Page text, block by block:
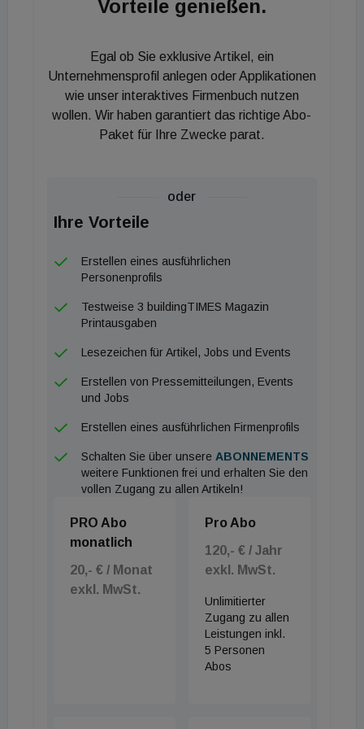
80 Prozent der solaren Wärmestrahlung ab, noch
Innenraum aufheizt. Eine detaillierte Simulation des
Wiener Ingenieurbüros e7 untermauert diese
Effekte mit konkreten Daten. Die Berechnungen
zeigen, dass adäquate Sonnenschutzanlagen die
Kühlenergiebedarf je nach Systemkonfiguration um
bis zu 71 Prozent reduzieren.
Ganzjährige Energieeinsparung und
Infrastruktur beschränkt sich keineswegs auf die
Sommermonate. Im Winter fungieren die
geschlossenen Systeme als zusätzliche thermische
Barriere, welche die Wärmeverluste über die
Fensterflächen minimiert und folglich die Heizlast
senkt. Eine großflächige europäische Untersuchung
pointiert, dass der Einsatz automatisiert
gesteuerter Systeme unter Einbeziehung der
Heizwärme eine ganzjährige Energieeinsparung von
bis zu 40 Prozent realisieren kann. Moderne
Steuerungen agieren hierbei dynamisch und
stimmen den Lichteintrag sowie den Wärmeschutz
exakt auf die meteorologischen Bedingungen ab.
Vorteile genießen.
Egal ob Sie exklusive Artikel, ein
Unternehmensprofil anlegen oder Applikationen
wie unser interaktives Firmenbuch nutzen
wollen. Wir haben garantiert das richtige Abo-
Paket für Ihre Zwecke parat.
oder
Ihre Vorteile
Erstellen eines ausführlichen
Personenprofils
Testweise 3 buildingTIMES Magazin
Printausgaben
Lesezeichen für Artikel, Jobs und Events
Erstellen von Pressemitteilungen, Events
und Jobs
Erstellen eines ausführlichen Firmenprofils
Schalten Sie über unsere ABONNEMENTS
weitere Funktionen frei und erhalten Sie den
vollen Zugang zu allen Artikeln!
PRO Abo
monatlich
20,- € / Monat
exkl. MwSt.
Pro Abo
120,- € / Jahr
exkl. MwSt.
Unlimitierter
Zugang zu allen
Leistungen inkl.
5 Personen
Abos